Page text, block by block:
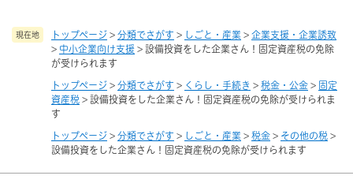
現在地 トップページ > 分類でさがす > しごと・産業 > 企業支援・企業誘致
> 中小企業向け支援 > 設備投資をした企業さん！固定資産税の免除
が受けられます
トップページ > 分類でさがす > くらし・手続き > 税金・公金 > 固定
資産税 > 設備投資をした企業さん！固定資産税の免除が受けられま
す
トップページ > 分類でさがす > しごと・産業 > 税金 > その他の税 >
設備投資をした企業さん！固定資産税の免除が受けられます